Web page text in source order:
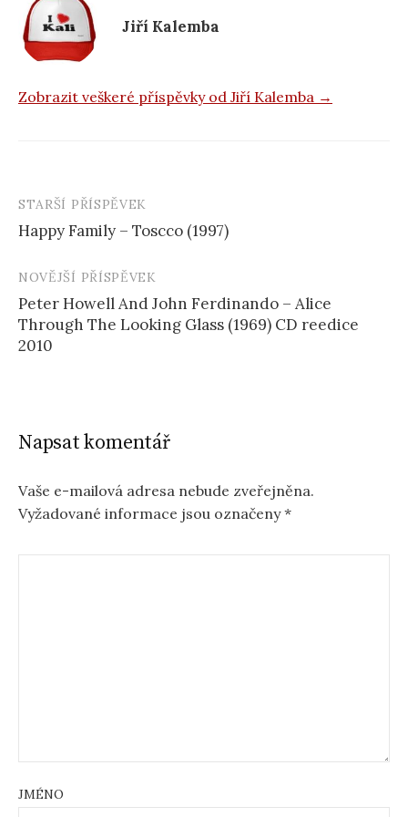
k Jiří Kalemba
Zobrazit veškeré příspěvky od Jiří Kalemba →
Navigace
příspěvku
STARŠÍ PŘÍSPĚVEK
Happy Family – Toscco (1997)
NOVĚJŠÍ PŘÍSPĚVEK
Peter Howell And John Ferdinando – Alice
Through The Looking Glass (1969) CD reedice
2010
Napsat komentář
Vaše e-mailová adresa nebude zveřejněna.
Vyžadované informace jsou označeny*
JMÉNO